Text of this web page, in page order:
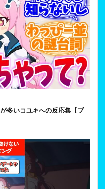
多いコユキへの反応集【ブ